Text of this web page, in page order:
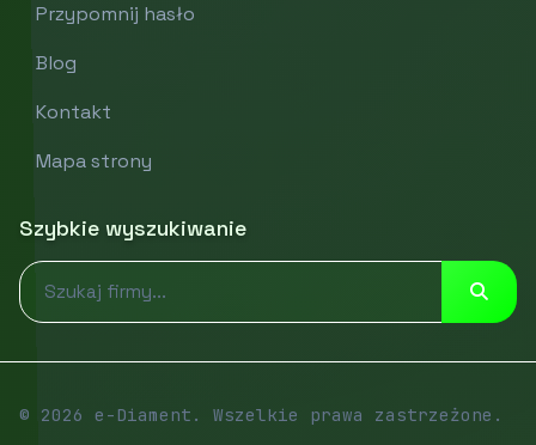
Przypomnij hasło
Blog
Kontakt
Mapa strony
Szybkie wyszukiwanie
© 2026 e-Diament. Wszelkie prawa zastrzeżone.